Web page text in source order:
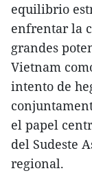
equilibrio
enfrentar la
grandes
Vietnam
intento de
el papel
del Sudeste
regional.